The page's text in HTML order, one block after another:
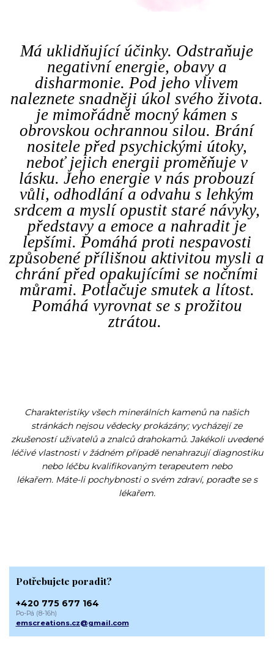
Má uklidňující účinky. Odstraňuje
negativní energie, obavy a
disharmonie. Pod jeho vlivem
naleznete snadněji úkol svého života.
je mimořádně mocný kámen s
obrovskou ochrannou silou. Brání
nositele před psychickými útoky,
neboť jejich energii proměňuje v
lásku. Jeho energie v nás probouzí
vůli, odhodlání a odvahu s lehkým
srdcem a myslí opustit staré návyky,
představy a emoce a nahradit je
lepšími. Pomáhá proti nespavosti
způsobené přílišnou aktivitou mysli a
chrání před opakujícími se nočními
můrami. Potlačuje smutek a lítost.
Pomáhá vyrovnat se s prožitou
ztrátou.
Charakteristiky všech minerálních kamenů na našich
stránkách nejsou vědecky prokázány; vycházejí ze
zkušeností uživatelů a znalců drahokamů. Jakékoli uvedené
léčivé vlastnosti v žádném případě nenahrazují diagnostiku
nebo léčbu kvalifikovaným terapeutem nebo
lékařem. Máte-li pochybnosti o svém zdraví, poraďte se s
lékařem.
Potřebujete poradit?
+420 775 677 164
Po-Pá (8-16h)
emscreations.cz@gmail.com